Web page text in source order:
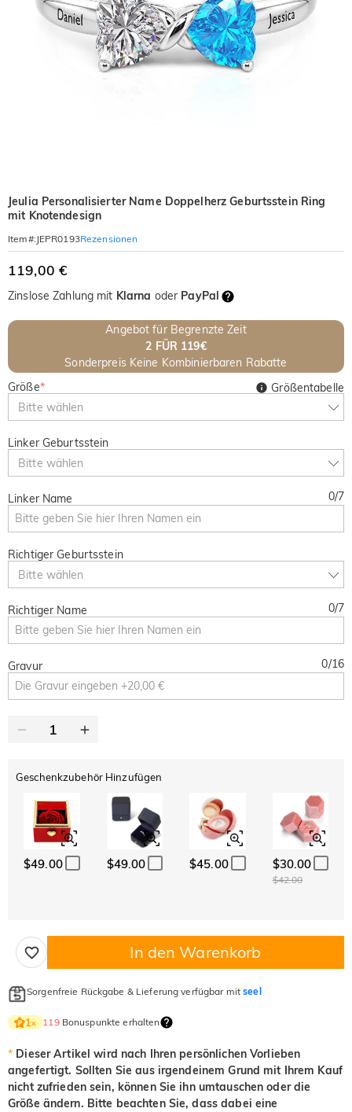
Jeulia Personalisierter Name Doppelherz Geburtsstein Ring
mit Knotendesign
Item#: JEPR0193Rezensionen
119,00 €
Zinslose Zahlung mit Klarna oder PayPal
Angebot für Begrenzte Zeit
2 FÜR 119€
Sonderpreis Keine Kombinierbaren Rabatte
Größe*
Bitte wählen
Größentabelle
Linker Geburtsstein
Bitte wählen
Linker Name 0/7
Richtiger Geburtsstein
Bitte wählen
Richtiger Name 0/7
Gravur 0/16
Geschenkzubehör Hinzufügen
$49.00 $49.00 $45.00 $30.00
$42.00
In den Warenkorb
Sorgenfreie Rückgabe & Lieferung verfügbar mitseel
1× 119Bonuspunkte erhalten
* Dieser Artikel wird nach Ihren persönlichen Vorlieben
angefertigt. Sollten Sie aus irgendeinem Grund mit Ihrem Kauf
nicht zufrieden sein, können Sie ihn umtauschen oder die
Größe ändern. Bitte beachten Sie, dass dabei eine